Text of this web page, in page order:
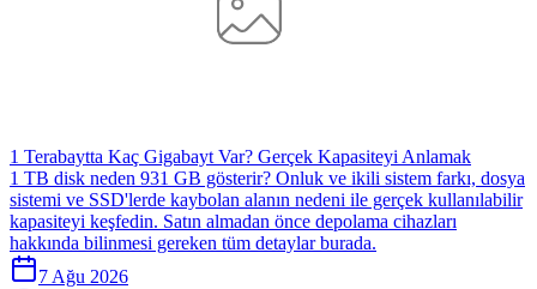
1 Terabaytta Kaç Gigabayt Var? Gerçek Kapasiteyi Anlamak
1 TB disk neden 931 GB gösterir? Onluk ve ikili sistem farkı, dosya
sistemi ve SSD'lerde kaybolan alanın nedeni ile gerçek kullanılabilir
kapasiteyi keşfedin. Satın almadan önce depolama cihazları
hakkında bilinmesi gereken tüm detaylar burada.
7 Ağu 2026